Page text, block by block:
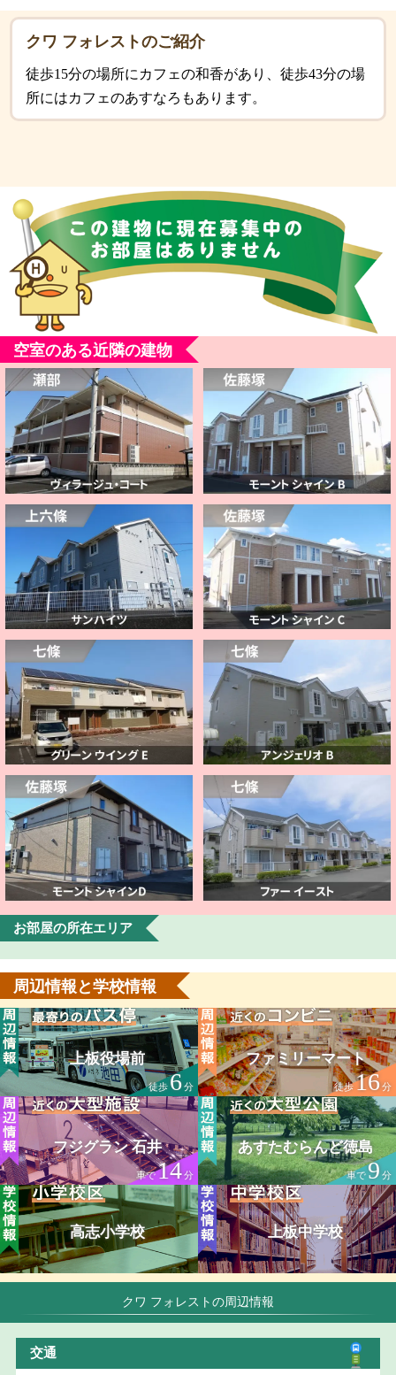
クワ フォレストのご紹介
徒歩15分の場所にカフェの和香があり、徒歩43分の場
所にはカフェのあすなろもあります。
空室のある近隣の建物
お部屋の所在エリア
周辺情報と学校情報
上板役場前
徒歩6分
ファミリーマート
徒歩16分
フジグラン 石井
車で14分
あすたむらんど徳島
車で9分
高志小学校 上板中学校
クワ フォレストの周辺情報
交通